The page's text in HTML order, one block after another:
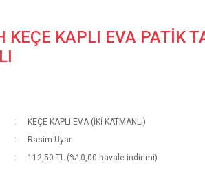
KEÇE KAPLI EVA PATİK
KEÇE KAPLI EVA (İKİ KATMANLI)
Rasim Uyar
112,50 TL (%10,00 havale indirimi)